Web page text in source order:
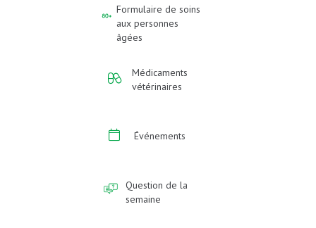
Formulaire de soins
aux personnes
âgées
Médicaments
vétérinaires
Événements
Question de la
semaine